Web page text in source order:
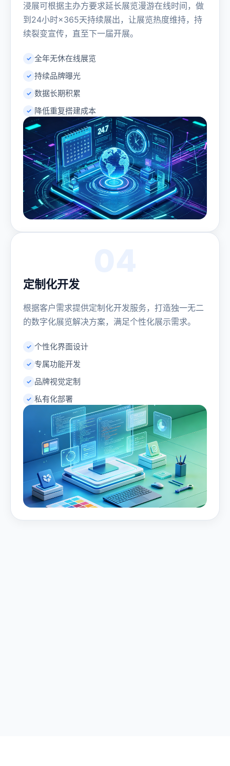
浸展可根据主办方要求延长展览漫游在线时间，做
到24小时×365天持续展出，让展览热度维持，持
续裂变宣传，直至下一届开展。
全年无休在线展览
持续品牌曝光
数据长期积累
降低重复搭建成本
定制化开发
根据客户需求提供定制化开发服务，打造独一无二
的数字化展览解决方案，满足个性化展示需求。
个性化界面设计
专属功能开发
品牌视觉定制
私有化部署